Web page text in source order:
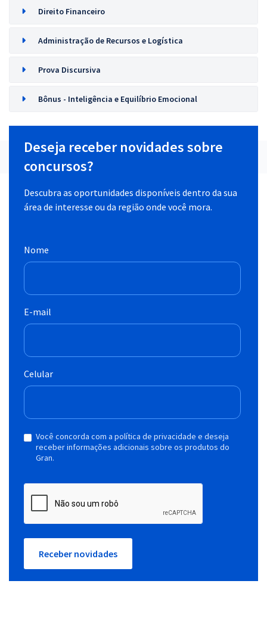
Direito Financeiro
Administração de Recursos e Logística
Prova Discursiva
Bônus - Inteligência e Equilíbrio Emocional
Deseja receber novidades sobre
concursos?
Descubra as oportunidades disponíveis dentro da sua
área de interesse ou da região onde você mora.
Nome
E-mail
Celular
Você concorda com a política de privacidade e deseja
receber informações adicionais sobre os produtos do
Gran.
Receber novidades